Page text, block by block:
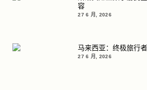
容
27 6 月, 2026
马来西亚：终极旅行
27 6 月, 2026